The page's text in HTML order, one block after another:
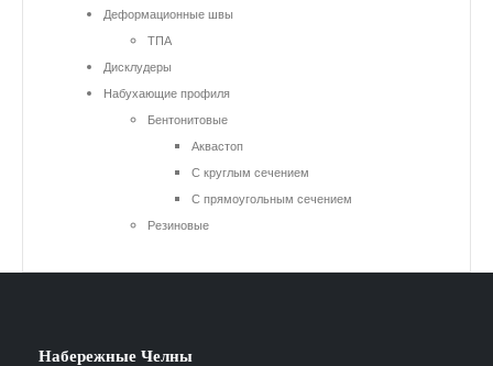
Деформационные швы
ТПА
Дисклудеры
Набухающие профиля
Бентонитовые
Аквастоп
С круглым сечением
С прямоугольным сечением
Резиновые
Набережные Челны